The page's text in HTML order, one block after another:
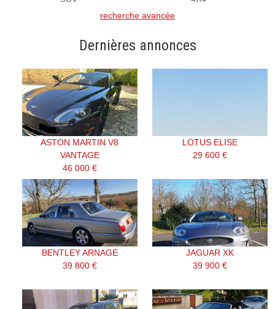
recherche avancée
Dernières annonces
ASTON MARTIN V8
VANTAGE
46 000 €
LOTUS ELISE
29 600 €
BENTLEY ARNAGE
39 800 €
JAGUAR XK
39 900 €